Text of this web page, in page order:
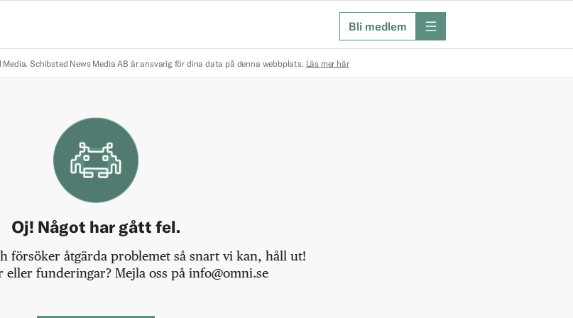
Bli medlem meny
Media. Schibsted News Media AB är ansvarig för dina data på denna webbplats. Läs mer här
Oj! Något har gått fel.
försöker åtgärda problemet så snart vi kan, håll ut!
eller funderingar? Mejla oss på info@omni.se